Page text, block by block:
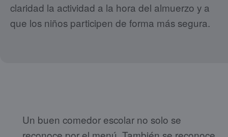
claridad la actividad a la hora del almuerzo y a
que los niños participen de forma más segura.
Un buen comedor escolar no solo se